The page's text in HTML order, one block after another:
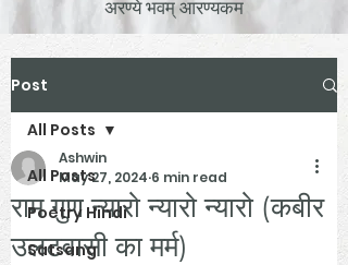
अरण्ये भवम् आरण्यकम
Post
All Posts
Poetry Hindi
Satsang
All Posts
राम गुण न्यारो न्यारो न्यारो (कबीर
उलटवासी का मर्म)
Ashwin
May 27, 2024 6 min read